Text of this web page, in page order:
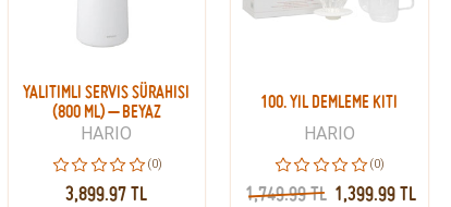
YALITIMLI SERVIS SÜRAHISI
(800 ML) – BEYAZ
HARIO
(0)
3,899.97 TL
100. YIL DEMLEME KITI
HARIO
(0)
1,749.99 TL 1,399.99 TL